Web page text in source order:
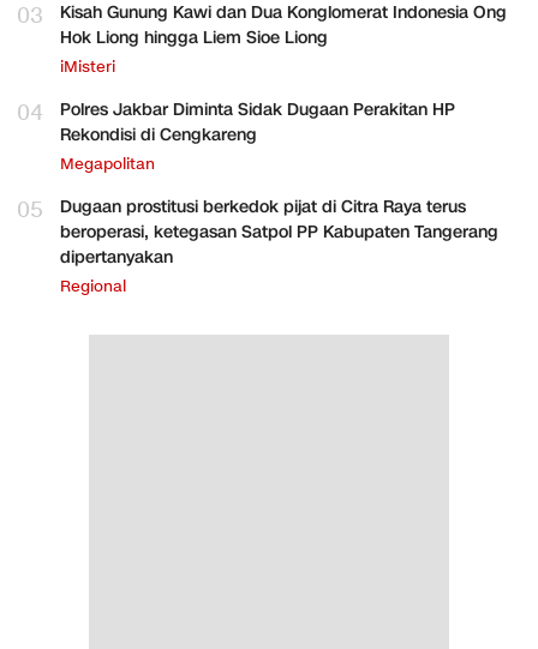
03
Kisah Gunung Kawi dan Dua Konglomerat Indonesia Ong
Hok Liong hingga Liem Sioe Liong
iMisteri
04
Polres Jakbar Diminta Sidak Dugaan Perakitan HP
Rekondisi di Cengkareng
Megapolitan
05
Dugaan prostitusi berkedok pijat di Citra Raya terus
beroperasi, ketegasan Satpol PP Kabupaten Tangerang
dipertanyakan
Regional